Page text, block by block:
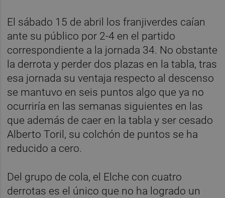
El sábado 15 de abril los franjiverdes caían
ante su público por 2-4 en el partido
correspondiente a la jornada 34. No obstante
la derrota y perder dos plazas en la tabla, tras
esa jornada su ventaja respecto al descenso
se mantuvo en seis puntos algo que ya no
ocurriría en las semanas siguientes en las
que además de caer en la tabla y ser cesado
Alberto Toril, su colchón de puntos se ha
reducido a cero.
Del grupo de cola, el Elche con cuatro
derrotas es el único que no ha logrado un